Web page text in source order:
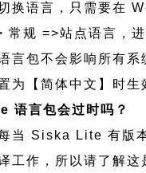
换语言，只需要在
常规 =>站点语言，进
言包不会影响所有系
为【简体中文】时生
语言包会过时吗？
当 Siska Lite 有版
工作，所以请了解这